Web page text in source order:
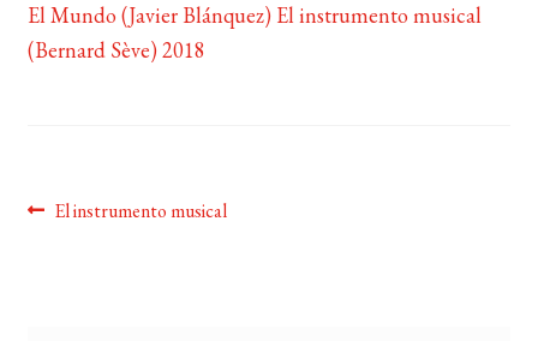
MI CUENTA
El Mundo (Javier Blánquez) El instrumento musical
(Bernard Sève) 2018
Navegación
Anterior:
El instrumento musical